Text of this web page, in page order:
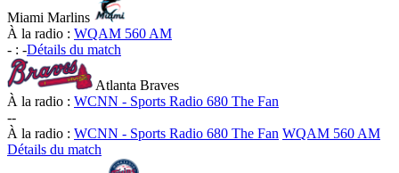
Miami Marlins
À la radio : WQAM 560 AM
- : -Détails du match
Atlanta Braves
À la radio : WCNN - Sports Radio 680 The Fan
--
À la radio : WCNN - Sports Radio 680 The Fan WQAM 560 AM
Détails du match